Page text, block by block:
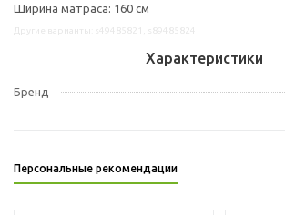
Ширина матраса: 160 см
Характеристики
Бренд
Персональные рекомендации